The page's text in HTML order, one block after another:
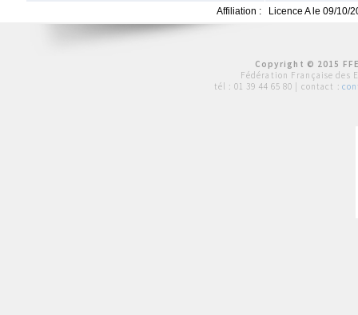
Affiliation :
Licence A le 09/10/
Copyright © 2015
Fédération Française des
tél : 01 39 44 65 80 | contact :